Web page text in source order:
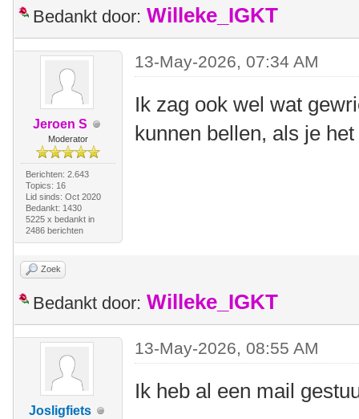
Bedankt door: Willeke_IGKT
Jeroen S
Moderator
Berichten: 2.643
Topics: 16
Lid sinds: Oct 2020
Bedankt: 1430
5225 x bedankt in
2486 berichten
13-May-2026, 07:34 AM
Ik zag ook wel wat
kunnen bellen, als je
Zoek
Bedankt door: Willeke_IGKT
Josligfiets
13-May-2026, 08:55 AM
Ik heb al een mail